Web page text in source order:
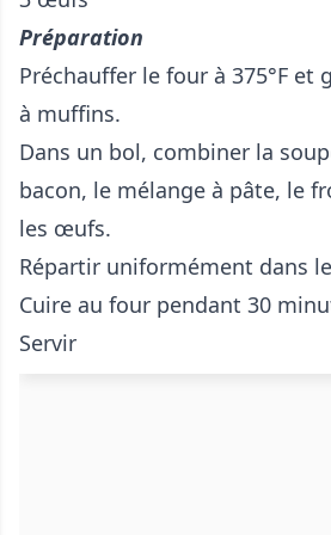
Préparation
Préchauffer le four à 375°F et
à muffins.
Dans un bol, combiner la
bacon, le mélange à pâte, le
les œufs.
Répartir uniformément dans
Cuire au four pendant 30
Servir